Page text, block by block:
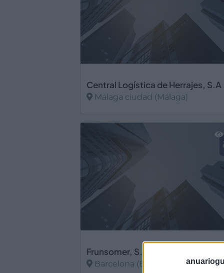
Central Logística de Herrajes, S.A
Málaga ciudad (Málaga)
Frunsomer, S.L. MODREGO Hogar
Barcelona (Barcelona)